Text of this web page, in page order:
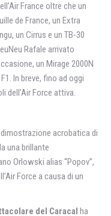
France oltre che un
de France, un Extra
un Cirrus e un TB-30
Rafale arrivato
un Mirage 2000N
In breve, fino ad oggi
dell’Air Force attiva.
acrobatica di
una brillante
Orlowski alias “Popov”,
Force a causa di un
del Caracal ha